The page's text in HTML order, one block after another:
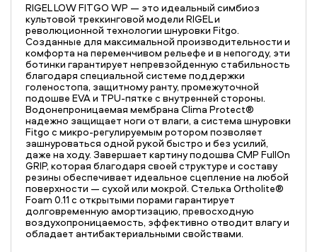
RIGEL LOW FITGO WP — это идеальный симбиоз
культовой треккинговой модели RIGEL и
революционной технологии шнуровки Fitgo.
Созданные для максимальной производительности и
комфорта на переменчивом рельефе и в непогоду, эти
ботинки гарантирует непревзойденную стабильность
благодаря специальной системе поддержки
голеностопа, защитному ранту, промежуточной
подошве EVA и TPU-пятке с внутренней стороны.
Водонепроницаемая мембрана Clima Protect®
надежно защищает ноги от влаги, а система шнуровки
Fitgo с микро-регулируемым ротором позволяет
зашнуроваться одной рукой быстро и без усилий,
даже на ходу. Завершает картину подошва CMP FullOn
GRIP, которая благодаря своей структуре и составу
резины обеспечивает идеальное сцепление на любой
поверхности — сухой или мокрой. Стелька Ortholite®
Foam 0.11 с открытыми порами гарантирует
долговременную амортизацию, превосходную
воздухопроницаемость, эффективно отводит влагу и
обладает антибактериальными свойствами.